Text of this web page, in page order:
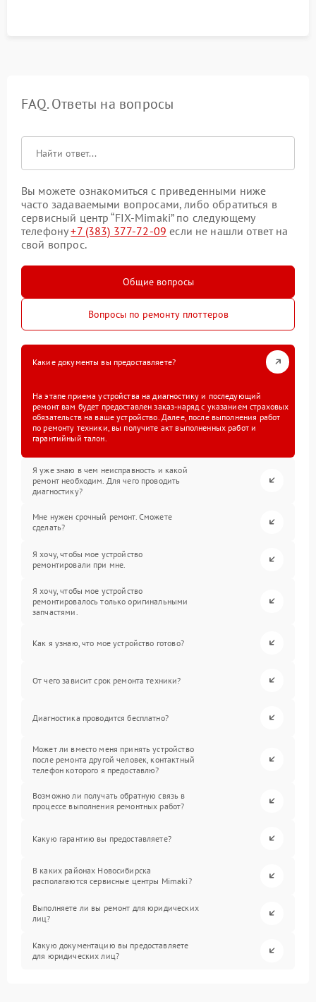
FAQ. Ответы на вопросы
Вы можете ознакомиться с приведенными ниже
часто задаваемыми вопросами, либо обратиться в
сервисный центр “FIX-Mimaki” по следующему
телефону+7 (383) 377-72-09 если не нашли ответ на
свой вопрос.
Общие вопросы
Вопросы по ремонту плоттеров
Какие документы вы предоставляете?
На этапе приема устройства на диагностику и последующий
ремонт вам будет предоставлен заказ-наряд с указанием страховых
обязательств на ваше устройство. Далее, после выполнения работ
по ремонту техники, вы получите акт выполненных работ и
гарантийный талон.
Я уже знаю в чем неисправность и какой
ремонт необходим. Для чего проводить
диагностику?
Мне нужен срочный ремонт. Сможете
сделать?
Я хочу, чтобы мое устройство
ремонтировали при мне.
Я хочу, чтобы мое устройство
ремонтировалось только оригинальными
запчастями.
Как я узнаю, что мое устройство готово?
От чего зависит срок ремонта техники?
Диагностика проводится бесплатно?
Может ли вместо меня принять устройство
после ремонта другой человек, контактный
телефон которого я предоставлю?
Возможно ли получать обратную связь в
процессе выполнения ремонтных работ?
Какую гарантию вы предоставляете?
В каких районах Новосибирска
располагаются сервисные центры Mimaki?
Выполняете ли вы ремонт для юридических
лиц?
Какую документацию вы предоставляете
для юридических лиц?